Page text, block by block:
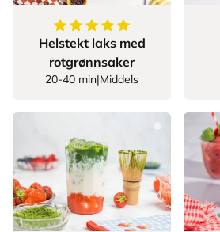
5av5stjerner
Helstekt laks med
rotgrønnsaker
20-40 min|Middels